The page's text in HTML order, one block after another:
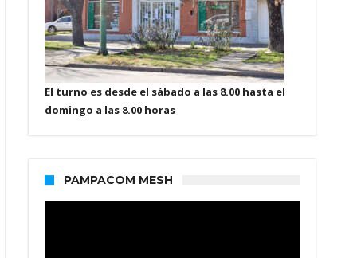
El turno es desde el sábado a las 8.00 hasta el
domingo a las 8.00 horas
PAMPACOM MESH